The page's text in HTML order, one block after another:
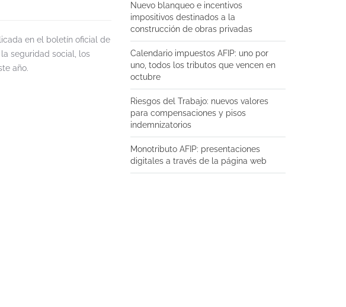
en el boletín oficial de
seguridad social, los
año.
Nuevo blanqueo e incentivos
impositivos destinados a la
construcción de obras privadas
Calendario impuestos AFIP: uno por
uno, todos los tributos que vencen en
octubre
Riesgos del Trabajo: nuevos valores
para compensaciones y pisos
indemnizatorios
Monotributo AFIP: presentaciones
digitales a través de la página web